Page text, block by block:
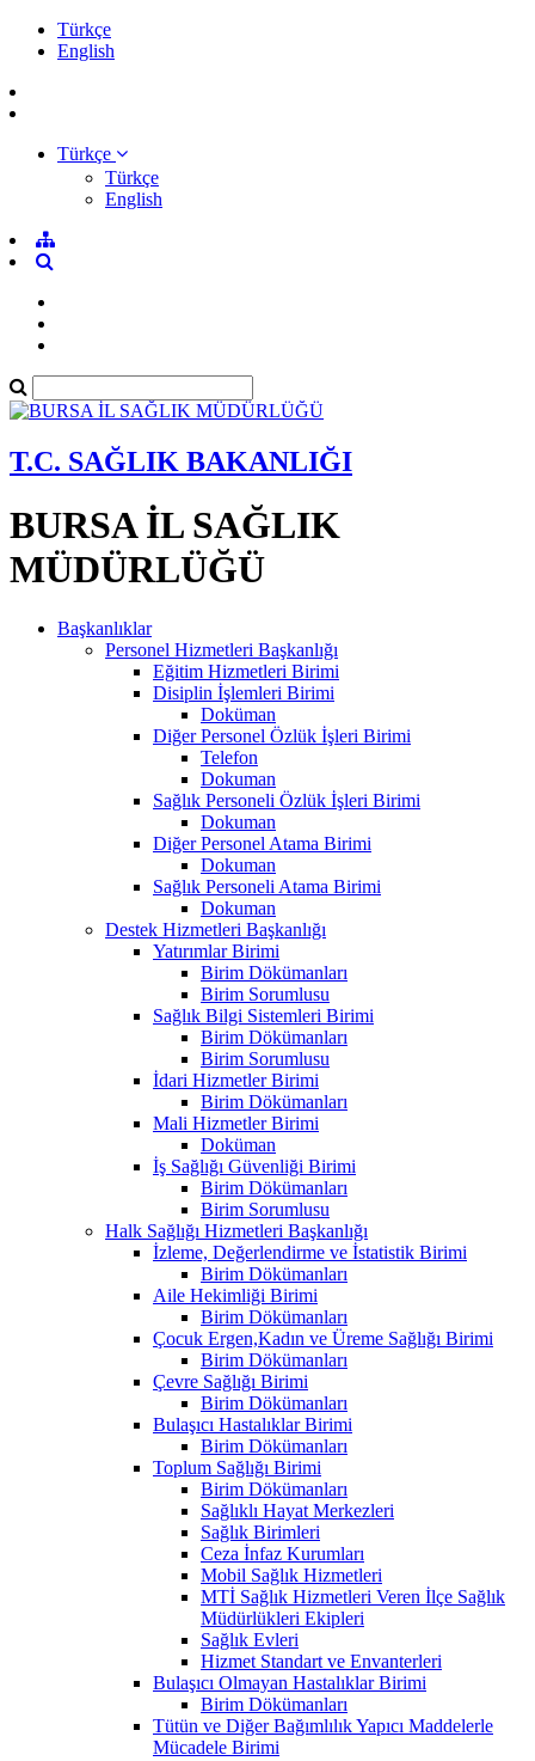
Türkçe
English
Türkçe
Türkçe
English
T.C. SAĞLIK BAKANLIĞI
BURSA İL SAĞLIK
MÜDÜRLÜĞÜ
Başkanlıklar
Personel Hizmetleri Başkanlığı
Eğitim Hizmetleri Birimi
Disiplin İşlemleri Birimi
Doküman
Diğer Personel Özlük İşleri Birimi
Telefon
Dokuman
Sağlık Personeli Özlük İşleri Birimi
Dokuman
Diğer Personel Atama Birimi
Dokuman
Sağlık Personeli Atama Birimi
Dokuman
Destek Hizmetleri Başkanlığı
Yatırımlar Birimi
Birim Dökümanları
Birim Sorumlusu
Sağlık Bilgi Sistemleri Birimi
Birim Dökümanları
Birim Sorumlusu
İdari Hizmetler Birimi
Birim Dökümanları
Mali Hizmetler Birimi
Doküman
İş Sağlığı Güvenliği Birimi
Birim Dökümanları
Birim Sorumlusu
Halk Sağlığı Hizmetleri Başkanlığı
İzleme, Değerlendirme ve İstatistik Birimi
Birim Dökümanları
Aile Hekimliği Birimi
Birim Dökümanları
Çocuk Ergen,Kadın ve Üreme Sağlığı Birimi
Birim Dökümanları
Çevre Sağlığı Birimi
Birim Dökümanları
Bulaşıcı Hastalıklar Birimi
Birim Dökümanları
Toplum Sağlığı Birimi
Birim Dökümanları
Sağlıklı Hayat Merkezleri
Sağlık Birimleri
Ceza İnfaz Kurumları
Mobil Sağlık Hizmetleri
MTİ Sağlık Hizmetleri Veren İlçe Sağlık
Müdürlükleri Ekipleri
Sağlık Evleri
Hizmet Standart ve Envanterleri
Bulaşıcı Olmayan Hastalıklar Birimi
Birim Dökümanları
Tütün ve Diğer Bağımlılık Yapıcı Maddelerle
Mücadele Birimi